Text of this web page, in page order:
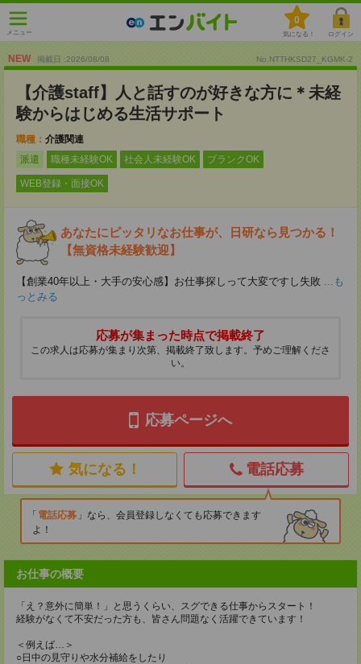
メニュー
0
気になる！ ログイン
NEW 掲載日 :2026/08/08 No.NTTHKSD27_KGMK-2
【介護staff】人と話すのが好きな方に＊未経
験からはじめる生活サポート
職種： 介護関連
派遣
職種未経験OK 社会人未経験OK ブランクOK
WEB登録・面接OK
あなたにピッタリなお仕事が、日研なら見つかる！
【無資格未経験歓迎】
【創業40年以上・大手の安心感】お仕事探しって大変ですし失敗 ...も
っとみる
応募が集まった時点で掲載終了
この求人は応募が集まり次第、掲載終了致します。予めご理解くださ
い。
応募ページへ
気になる！ 電話応募
電話応募
なら、会員登録しなくても応募できます
よ！
お仕事の概要
「え？意外に簡単！」と思うくらい、スグできる仕事からスタート！
経験がなくて不安だった方も、皆さん問題なく活躍できています！
＜例えば…＞
○日中の見守りや水分補給をしたり